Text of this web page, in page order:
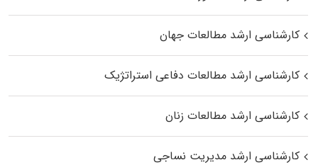
کارشناسی ارشد مطالعات جهان
کارشناسی ارشد مطالعات دفاعی استراتژیک
کارشناسی ارشد مطالعات زنان
کارشناسی ارشد مدیریت نساجی